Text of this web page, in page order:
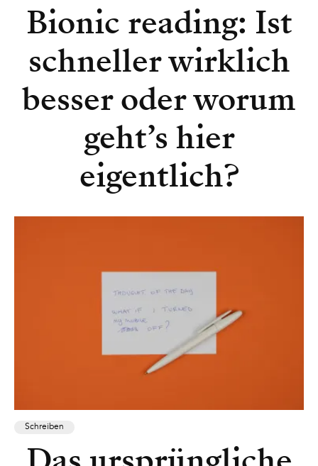
Bionic reading: Ist
schneller wirklich
besser oder worum
geht’s hier
eigentlich?
Schreiben